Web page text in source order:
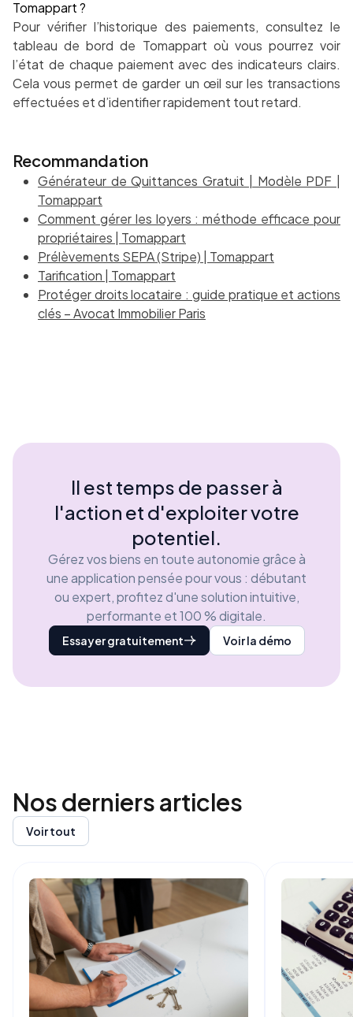
Tomappart ?
Pour vérifier l’historique des paiements, consultez le
tableau de bord de Tomappart où vous pourrez voir
l’état de chaque paiement avec des indicateurs clairs.
Cela vous permet de garder un œil sur les transactions
effectuées et d’identifier rapidement tout retard.
Recommandation
Générateur de Quittances Gratuit | Modèle PDF |
Tomappart
Comment gérer les loyers : méthode efficace pour
propriétaires | Tomappart
Prélèvements SEPA (Stripe) | Tomappart
Tarification | Tomappart
Protéger droits locataire : guide pratique et actions
clés – Avocat Immobilier Paris
Il est temps de passer à
l'action et d'exploiter votre
potentiel.
Gérez vos biens en toute autonomie grâce à
une application pensée pour vous : débutant
ou expert, profitez d'une solution intuitive,
performante et 100 % digitale.
Essayer gratuitement Voir la démo
Nos derniersarticles
Voir tout